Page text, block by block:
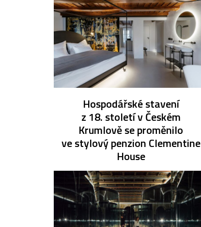
Hospodářské stavení
z 18. století v Českém
Krumlově se proměnilo
ve stylový penzion Clementine
House